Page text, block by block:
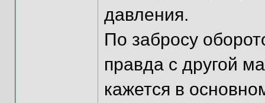
давления.
По забросу
правда с другой
кажется в